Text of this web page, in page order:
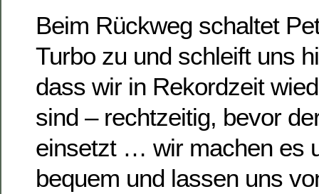
Beim Rückweg schaltet
Turbo zu und schleift uns
dass wir in Rekordzeit
sind – rechtzeitig, bevor
einsetzt … wir machen es
bequem und lassen uns